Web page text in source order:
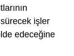
işler
edeceğine